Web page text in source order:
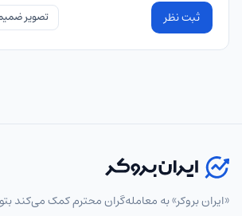
ثبت نظر تصویر
«ایران بروکر» به معامله‌گران محترم کمک می‌کند